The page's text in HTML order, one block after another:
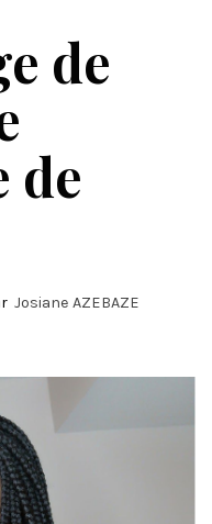
de
de
Josiane AZEBAZE